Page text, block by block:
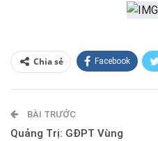
Chia sẻ Facebook
E-mail
BÀI TRƯỚC
Quảng Trị: GĐPT Vùng